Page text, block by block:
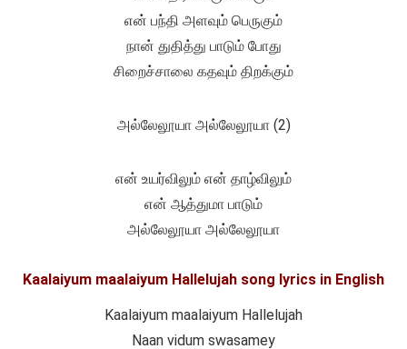
என் பந்தி அளவும் பெருகும்
நான் துதித்து பாடும் போது
சிறைச்சாலை கதவும் திறக்கும்
அல்லேலூயா அல்லேலூயா (2)
என் உயர்விலும் என் தாழ்விலும்
என் ஆத்துமா பாடும்
அல்லேலூயா அல்லேலூயா
Kaalaiyum maalaiyum Hallelujah song lyrics in English
Kaalaiyum maalaiyum Hallelujah
Naan vidum swasamey